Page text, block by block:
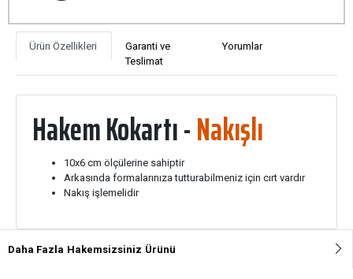
Ürün Özellikleri
Garanti ve
Teslimat
Yorumlar
Hakem Kokartı -Nakışlı
10x6 cm ölçülerine sahiptir
Arkasında formalarınıza tutturabilmeniz için cırt vardır
Nakış işlemelidir
Daha Fazla Hakemsizsiniz Ürünü